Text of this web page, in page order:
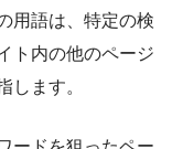
用語は、特定の検
ト内の他のページ
します。